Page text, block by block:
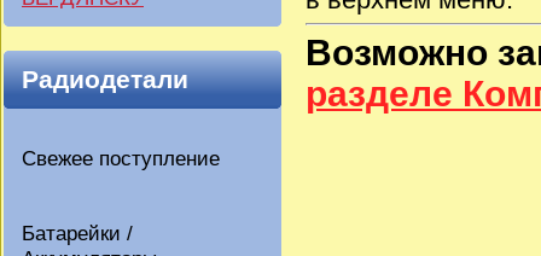
Радиодетали
Свежее поступление
Батарейки /
Возможно
разделе